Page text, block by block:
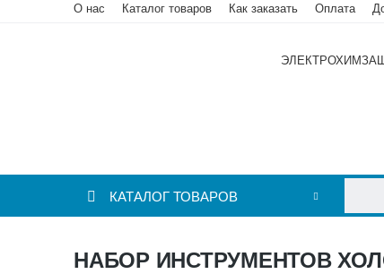
О нас Каталог товаров Как заказать Оплата
КАТАЛОГ ТОВАРОВ
НАБОР ИНСТРУМЕНТОВ